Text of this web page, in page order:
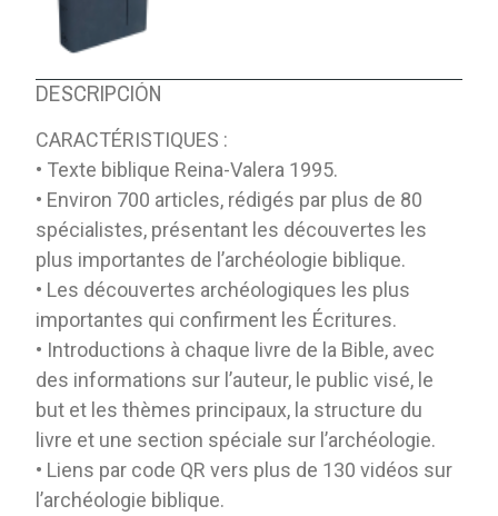
DESCRIPCIÓN
CARACTÉRISTIQUES :
• Texte biblique Reina-Valera 1995.
• Environ 700 articles, rédigés par plus de 80
spécialistes, présentant les découvertes les
plus importantes de l’archéologie biblique.
• Les découvertes archéologiques les plus
importantes qui confirment les Écritures.
• Introductions à chaque livre de la Bible, avec
des informations sur l’auteur, le public visé, le
but et les thèmes principaux, la structure du
livre et une section spéciale sur l’archéologie.
• Liens par code QR vers plus de 130 vidéos sur
l’archéologie biblique.